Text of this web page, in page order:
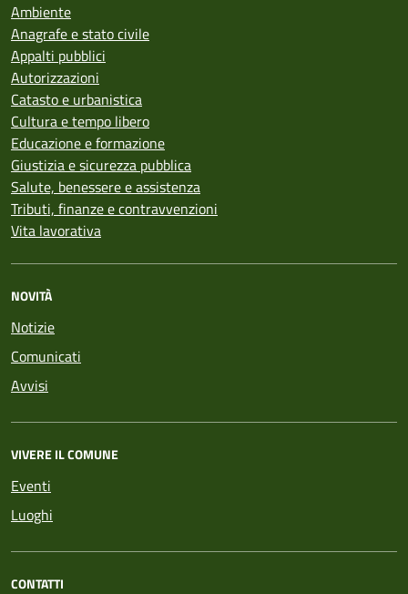
Ambiente
Anagrafe e stato civile
Appalti pubblici
Autorizzazioni
Catasto e urbanistica
Cultura e tempo libero
Educazione e formazione
Giustizia e sicurezza pubblica
Salute, benessere e assistenza
Tributi, finanze e contravvenzioni
Vita lavorativa
NOVITÀ
Notizie
Comunicati
Avvisi
VIVERE IL COMUNE
Eventi
Luoghi
CONTATTI